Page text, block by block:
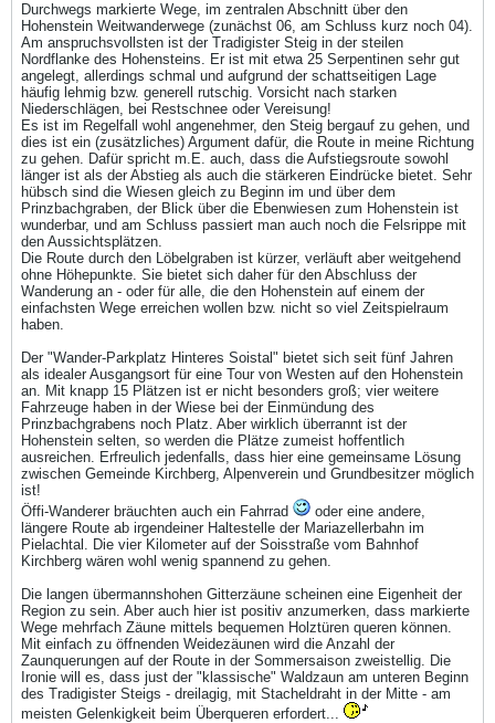
Durchwegs markierte Wege, im zentralen Abschnitt über den
Hohenstein Weitwanderwege (zunächst 06, am Schluss kurz noch 04).
Am anspruchsvollsten ist der Tradigister Steig in der steilen
Nordflanke des Hohensteins. Er ist mit etwa 25 Serpentinen sehr gut
angelegt, allerdings schmal und aufgrund der schattseitigen Lage
häufig lehmig bzw. generell rutschig. Vorsicht nach starken
Niederschlägen, bei Restschnee oder Vereisung!
Es ist im Regelfall wohl angenehmer, den Steig bergauf zu gehen, und
dies ist ein (zusätzliches) Argument dafür, die Route in meine Richtung
zu gehen. Dafür spricht m.E. auch, dass die Aufstiegsroute sowohl
länger ist als der Abstieg als auch die stärkeren Eindrücke bietet. Sehr
hübsch sind die Wiesen gleich zu Beginn im und über dem
Prinzbachgraben, der Blick über die Ebenwiesen zum Hohenstein ist
wunderbar, und am Schluss passiert man auch noch die Felsrippe mit
den Aussichtsplätzen.
Die Route durch den Löbelgraben ist kürzer, verläuft aber weitgehend
ohne Höhepunkte. Sie bietet sich daher für den Abschluss der
Wanderung an - oder für alle, die den Hohenstein auf einem der
einfachsten Wege erreichen wollen bzw. nicht so viel Zeitspielraum
haben.
Der "Wander-Parkplatz Hinteres Soistal" bietet sich seit fünf Jahren
als idealer Ausgangsort für eine Tour von Westen auf den Hohenstein
an. Mit knapp 15 Plätzen ist er nicht besonders groß; vier weitere
Fahrzeuge haben in der Wiese bei der Einmündung des
Prinzbachgrabens noch Platz. Aber wirklich überrannt ist der
Hohenstein selten, so werden die Plätze zumeist hoffentlich
ausreichen. Erfreulich jedenfalls, dass hier eine gemeinsame Lösung
zwischen Gemeinde Kirchberg, Alpenverein und Grundbesitzer möglich
ist!
Öffi-Wanderer bräuchten auch ein Fahrrad
oder eine andere,
längere Route ab irgendeiner Haltestelle der Mariazellerbahn im
Pielachtal. Die vier Kilometer auf der Soisstraße vom Bahnhof
Kirchberg wären wohl wenig spannend zu gehen.
Die langen übermannshohen Gitterzäune scheinen eine Eigenheit der
Region zu sein. Aber auch hier ist positiv anzumerken, dass markierte
Wege mehrfach Zäune mittels bequemen Holztüren queren können.
Mit einfach zu öffnenden Weidezäunen wird die Anzahl der
Zaunquerungen auf der Route in der Sommersaison zweistellig. Die
Ironie will es, dass just der "klassische" Waldzaun am unteren Beginn
des Tradigister Steigs - dreilagig, mit Stacheldraht in der Mitte - am
meisten Gelenkigkeit beim Überqueren erfordert...